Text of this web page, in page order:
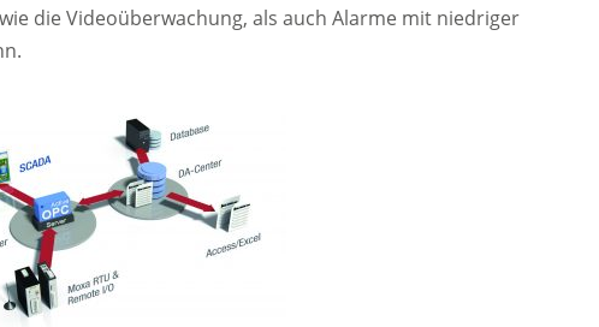
die Videoüberwachung, als auch Alarme mit niedriger